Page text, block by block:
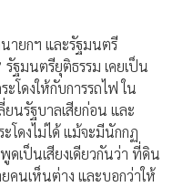
ายกฯ และรัฐมนตรี
ฐมนตรียุติธรรม เคยเป็น
โดงให้กับการรถไฟ ใน
นรัฐบาลเสียก่อน และ
โดงไม่ได้ แม้จะมีนักกฏ
เป็นเสียงเดียวกันว่า ที่ดิน
คนเห็นต่าง และบอกว่าให้